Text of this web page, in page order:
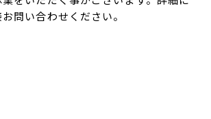
問い合わせください。